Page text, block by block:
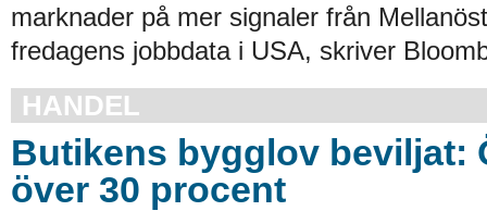
marknader på mer signaler från
fredagens jobbdata i USA, skriver
HANDEL
Butikens bygglov beviljat:
över 30 procent